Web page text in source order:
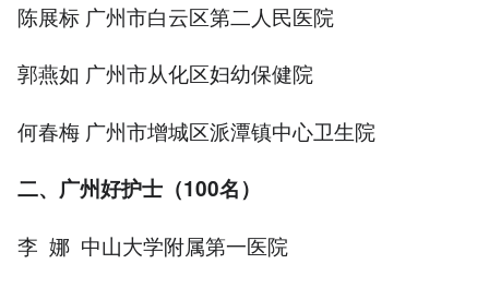
陈展标 广州市白云区第二人民医院
郭燕如 广州市从化区妇幼保健院
何春梅 广州市增城区派潭镇中心卫生院
二、广州好护士（100名）
李 娜 中山大学附属第一医院